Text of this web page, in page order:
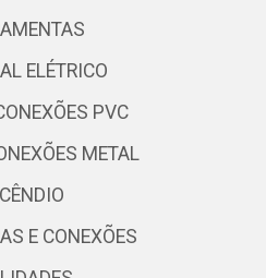
ELÉTRICO
PVC
METAL
E CONEXÕES